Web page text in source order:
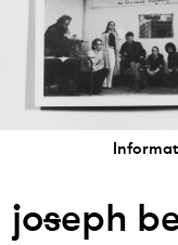
joseph